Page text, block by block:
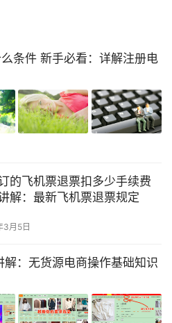
条件 新手必看：详解注册电
的飞机票退票扣多少手续费
解：最新飞机票退票规定
3月5日
：无货源电商操作基础知识